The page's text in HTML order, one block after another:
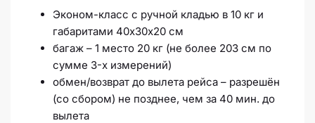
Эконом-класс с ручной кладью в 10 кг и
габаритами 40х30х20 см
багаж – 1 место 20 кг (не более 203 см по
сумме 3-х измерений)
обмен/возврат до вылета рейса – разрешён
(со сбором) не позднее, чем за 40 мин. до
вылета